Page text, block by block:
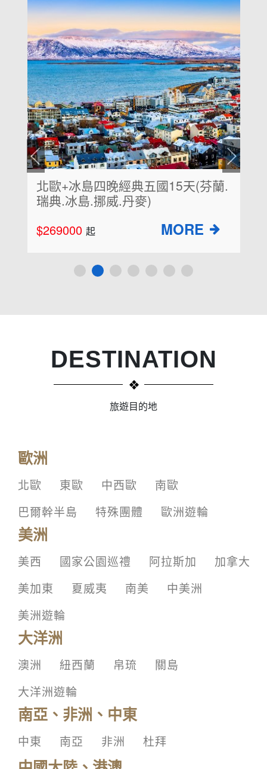
北歐+冰島四晚經典五國15天(芬蘭.
瑞典.冰島.挪威.丹麥)
$269000 起
DESTINATION
旅遊目的地
歐洲
北歐 東歐 中西歐
南歐
巴爾幹半島
特殊團體 歐洲遊輪
美洲
美西 國家公園巡禮 阿拉斯加
加拿大
美加東
夏威夷 南美
中美洲
美洲遊輪
大洋洲
澳洲 紐西蘭 帛琉
關島
大洋洲遊輪
南亞、非洲、中東
中東 南亞 非洲 杜拜